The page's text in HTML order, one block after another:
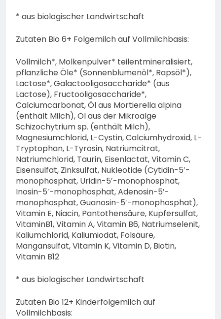
* aus biologischer Landwirtschaft
Zutaten Bio 6+ Folgemilch auf Vollmilchbasis:
Vollmilch*, Molkenpulver* teilentmineralisiert,
pflanzliche Öle* (Sonnenblumenöl*, Rapsöl*),
Lactose*, Galactooligosaccharide* (aus
Lactose), Fructooligosaccharide*,
Calciumcarbonat, Öl aus Mortierella alpina
(enthält Milch), Öl aus der Mikroalge
Schizochytrium sp. (enthält Milch),
Magnesiumchlorid, L-Cystin, Calciumhydroxid, L-
Tryptophan, L-Tyrosin, Natriumcitrat,
Natriumchlorid, Taurin, Eisenlactat, Vitamin C,
Eisensulfat, Zinksulfat, Nukleotide (Cytidin-5′-
monophosphat, Uridin-5′-monophosphat,
Inosin-5′-monophosphat, Adenosin-5′-
monophosphat, Guanosin-5′-monophosphat),
Vitamin E, Niacin, Pantothensäure, Kupfersulfat,
VitaminB1, Vitamin A, Vitamin B6, Natriumselenit,
Kaliumchlorid, Kaliumiodat, Folsäure,
Mangansulfat, Vitamin K, Vitamin D, Biotin,
Vitamin B12
* aus biologischer Landwirtschaft
Zutaten Bio 12+ Kinderfolgemilch auf
Vollmilchbasis: